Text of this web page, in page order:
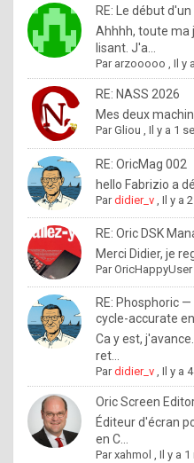
RE: Le début
Ahhhh, toute ma
lisant. J'a...
Par arzooooo ,Il y
RE: NASS 2026
Mes deux
ParGliou ,Il y a 1
RE: OricMag 002
hello Fabrizio a
Pardidier_v ,Il y a
RE: Oric DSK
Merci Didier, je
ParOricHappyUser
RE: Phosphoric
cycle-accurate
Ca y est,
ret...
Pardidier_v ,Il y a
Oric Screen
Éditeur d'écran
en C...
Parxahmol ,Il y a